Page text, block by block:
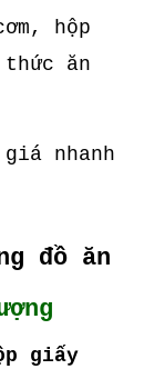
hộp
thức ăn
nhanh
đồ ăn
giấy